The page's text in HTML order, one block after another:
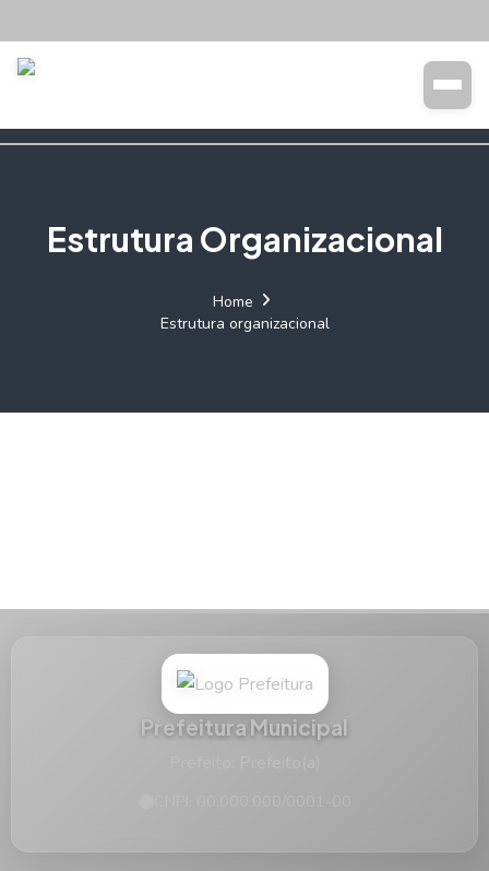
Estrutura Organizacional
Home
Estrutura organizacional
Prefeitura Municipal